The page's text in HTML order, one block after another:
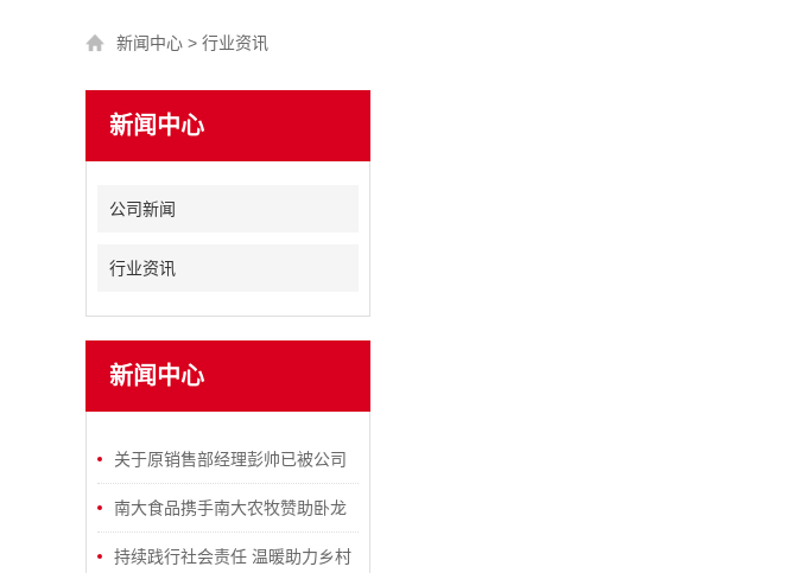
新闻中心 > 行业资讯
新闻中心
公司新闻
行业资讯
新闻中心
关于原销售部经理彭帅已被公司
除名的公告
南大食品携手南大农牧赞助卧龙
庵村重阳节敬老活动，雨中传递温
持续践行社会责任 温暖助力乡村